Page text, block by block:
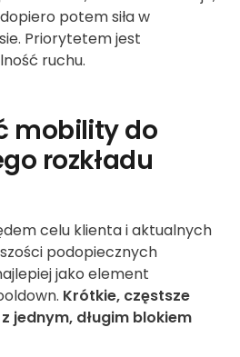
potem siła w
Priorytetem jest
ruchu.
mobility do
rozkładu
celu klienta i aktualnych
podopiecznych
jako element
Krótkie, częstsze
jednym, długim blokiem